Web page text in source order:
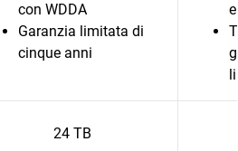
con WDDA
Garanzia limitata di
cinque anni
24 TB